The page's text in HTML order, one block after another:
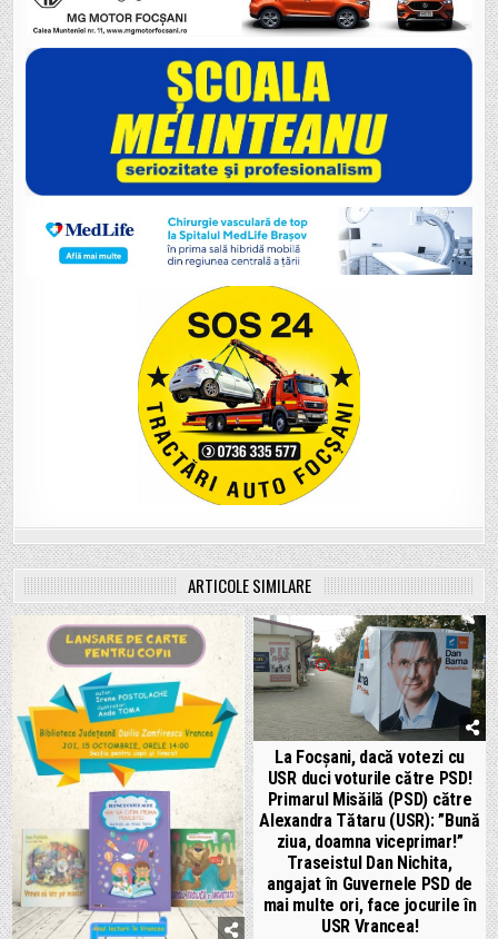
ARTICOLE SIMILARE
La Focșani, dacă votezi cu
USR duci voturile către PSD!
Primarul Misăilă (PSD) către
Alexandra Tătaru (USR): ”Bună
ziua, doamna viceprimar!”
Traseistul Dan Nichita,
angajat în Guvernele PSD de
mai multe ori, face jocurile în
USR Vrancea!